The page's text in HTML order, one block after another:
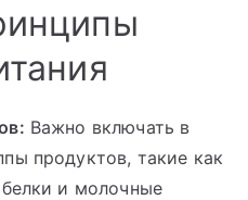
Важно включать в
продуктов, такие как
и молочные